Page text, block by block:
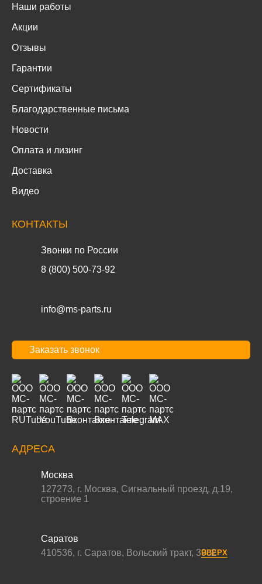
Наши работы
Акции
Отзывы
Гарантии
Сертификаты
Благодарственные письма
Новости
Оплата и лизинг
Доставка
Видео
КОНТАКТЫ
Звонки по России
8 (800) 500-73-92
info@ms-parts.ru
Заказать звонок
АДРЕСА
Москва
127273, г. Москва, Сигнальный проезд, д.19,
строение 1
Саратов
410536, г. Саратов, Вольский тракт, 39с2
ВВЕРХ